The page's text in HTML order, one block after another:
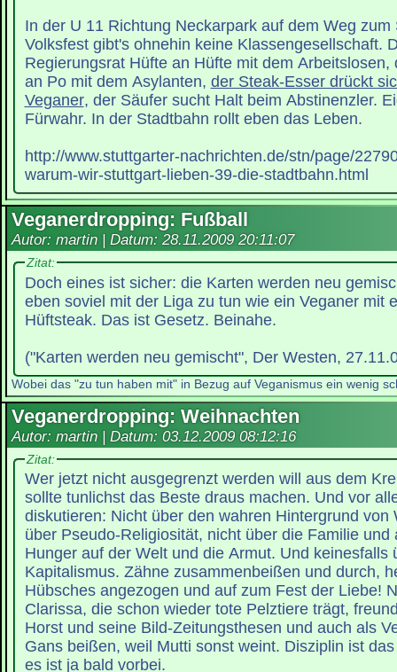
In der U 11 Richtung Neckarpark auf dem Weg zum
Volksfest gibt's ohnehin keine Klassengesellschaft.
Regierungsrat Hüfte an Hüfte mit dem Arbeitslosen,
an Po mit dem Asylanten, der Steak-Esser drückt
Veganer, der Säufer sucht Halt beim Abstinenzler.
Fürwahr. In der Stadtbahn rollt eben das Leben.
http://www.stuttgarter-nachrichten.de/stn/page/
warum-wir-stuttgart-lieben-39-die-stadtbahn.html
Veganerdropping: Fußball
Autor: martin | Datum: 28.11.2009 20:11:07
Zitat:
Doch eines ist sicher: die Karten werden neu
eben soviel mit der Liga zu tun wie ein Veganer mit
Hüftsteak. Das ist Gesetz. Beinahe.
("Karten werden neu gemischt", Der Westen,
Wobei das "zu tun haben mit" in Bezug auf Veganismus ein wenig
Veganerdropping: Weihnachten
Autor: martin | Datum: 03.12.2009 08:12:16
Zitat:
Wer jetzt nicht ausgegrenzt werden will aus dem
sollte tunlichst das Beste draus machen. Und vor
diskutieren: Nicht über den wahren Hintergrund von
über Pseudo-Religiosität, nicht über die Familie und
Hunger auf der Welt und die Armut. Und keinesfalls
Kapitalismus. Zähne zusammenbeißen und durch,
Hübsches angezogen und auf zum Fest der Liebe!
Clarissa, die schon wieder tote Pelztiere trägt,
Horst und seine Bild-Zeitungsthesen und auch als
Gans beißen, weil Mutti sonst weint. Disziplin ist
es ist ja bald vorbei.